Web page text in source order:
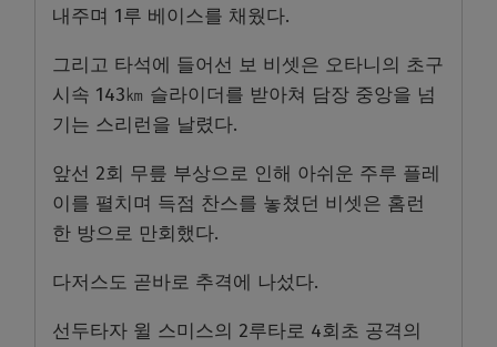
내주며 1루 베이스를 채웠다.
그리고 타석에 들어선 보 비셋은 오타니의 초구
시속 143㎞ 슬라이더를 받아쳐 담장 중앙을 넘
기는 스리런을 날렸다.
앞선 2회 무릎 부상으로 인해 아쉬운 주루 플레
이를 펼치며 득점 찬스를 놓쳤던 비셋은 홈런
한 방으로 만회했다.
다저스도 곧바로 추격에 나섰다.
선두타자 윌 스미스의 2루타로 4회초 공격의